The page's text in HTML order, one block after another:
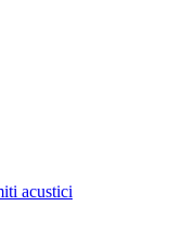
acustici